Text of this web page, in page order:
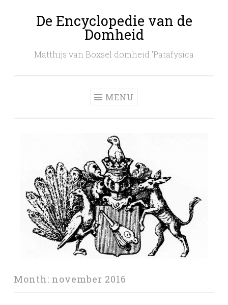
De Encyclopedie van de
Domheid
Matthijs van Boxsel domheid 'Patafysica
MENU
Month: november 2016